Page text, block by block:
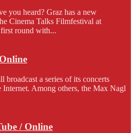
you heard? Graz has a new
Cinema Talks Filmfestival at
round with...
broadcast a series of its concerts
Among others, the Max Nagl
/ Online